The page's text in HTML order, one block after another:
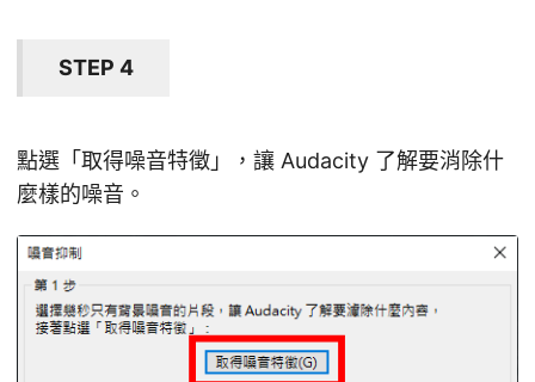
STEP 4
點選「取得噪音特徵」，讓 Audacity 了解要消除什
麼樣的噪音。